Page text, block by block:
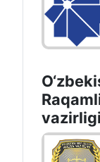
vazirligi